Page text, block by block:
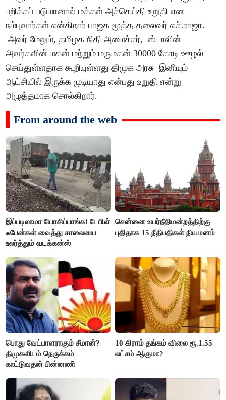
பறிக்கப் படுமானால் மக்கள் அச்செய்தி உறுதி என
நம்புவார்கள் என்கிறார் பாஜக மூத்த தலைவர் எச்.ராஜா.
அவர் மேலும், தமிழக நிதி அமைச்சர், ஸ்டாலின்
அவர்களின் மகன் மற்றும் மருமகன் 30000 கோடி ஊழல்
செய்துள்ளதாக கூறியுள்ளது திமுக அரசு இனியும்
ஆட்சியில் இருக்க முடியாது என்பது உறுதி என்று
அழுத்தமாக சொல்கிறார்.
From around the web
இப்படிலாமா யோசிப்பாங்க! டேபிள்
ஃபேன்கள் வைத்து சாலையை
உலர்த்தும் வடக்கன்ஸ்
சென்னை உயர்நீதிமன்றத்திற்கு
புதிதாக 15 நீதிபதிகள் நியமனம்
பொது வேட்பாளராகும் சீமான்?
திமுகவிடம் நெருக்கம்
காட்டுவதன் பின்னணி
10 கிராம் தங்கம் விலை ரூ.1.55
லட்சம் ஆகுமா?